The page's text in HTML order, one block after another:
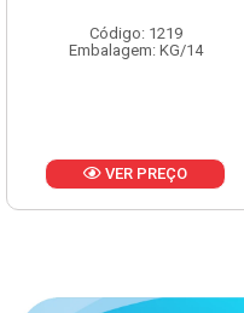
Código: 1225
Embalagem: KG/5
VER PREÇO